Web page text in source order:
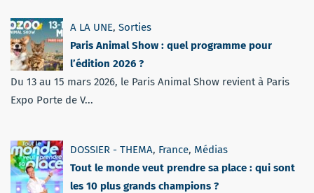
A LA UNE, Sorties
Paris Animal Show : quel programme pour
l’édition 2026 ?
Du 13 au 15 mars 2026, le Paris Animal Show revient à Paris
Expo Porte de V...
DOSSIER - THEMA, France, Médias
Tout le monde veut prendre sa place : qui sont
les 10 plus grands champions ?